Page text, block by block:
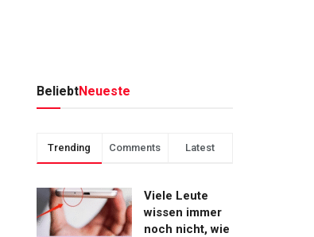
BeliebtNeueste
Trending Comments Latest
Viele Leute
wissen immer
noch nicht, wie